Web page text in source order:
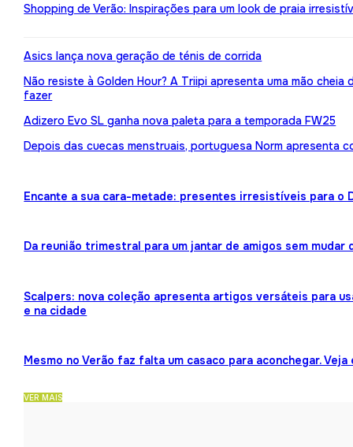
Shopping de Verão: Inspirações para um look de praia
Asics lança nova geração de ténis de corrida
Não resiste à Golden Hour? A Triipi apresenta uma mão
fazer
Adizero Evo SL ganha nova paleta para a temporada FW25
Depois das cuecas menstruais, portuguesa Norm apresenta
Encante a sua cara-metade: presentes irresistíveis para o
Da reunião trimestral para um jantar de amigos sem mudar
Scalpers: nova coleção apresenta artigos versáteis para
e na cidade
Mesmo no Verão faz falta um casaco para aconchegar.
VER MAIS